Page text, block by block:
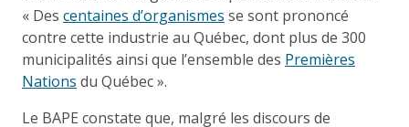
« Des centaines d’organismes se sont prononcé
contre cette industrie au Québec, dont plus de 300
municipalités ainsi que l’ensemble des Premières
Nations du Québec ».
Le BAPE constate que, malgré les discours de